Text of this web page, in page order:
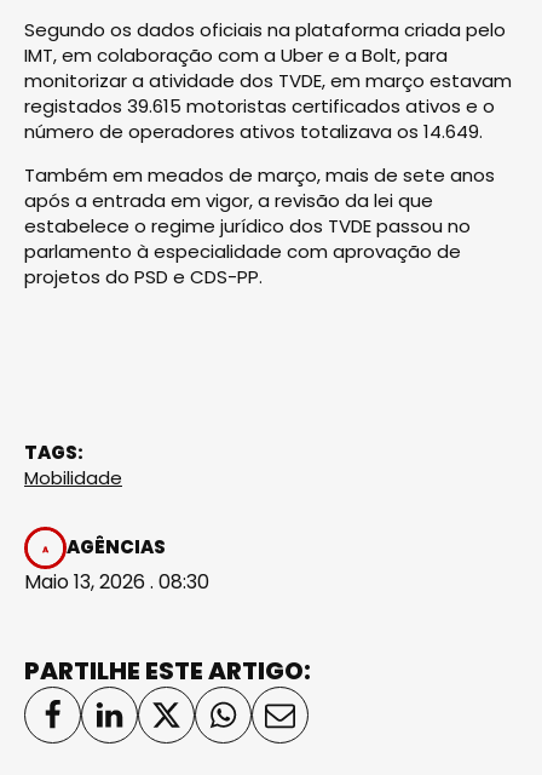
Segundo os dados oficiais na plataforma criada pelo
IMT, em colaboração com a Uber e a Bolt, para
monitorizar a atividade dos TVDE, em março estavam
registados 39.615 motoristas certificados ativos e o
número de operadores ativos totalizava os 14.649.
Também em meados de março, mais de sete anos
após a entrada em vigor, a revisão da lei que
estabelece o regime jurídico dos TVDE passou no
parlamento à especialidade com aprovação de
projetos do PSD e CDS-PP.
TAGS:
Mobilidade
AGÊNCIAS
Maio 13, 2026 . 08:30
PARTILHE ESTE ARTIGO: